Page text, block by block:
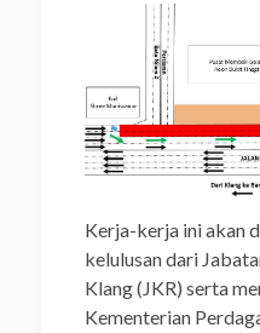
Kerja-kerja ini akan
kelulusan dari
Klang (JKR) serta
Kementerian